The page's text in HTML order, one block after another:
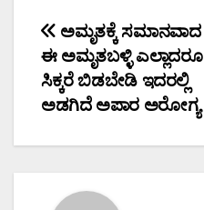
Post
navigation
ಅಮೃತಕ್ಕೆ ಸಮಾನವಾದ
ಈ ಅಮೃತಬಳ್ಳಿ ಎಲ್ಲಾದರೂ
ಸಿಕ್ಕರೆ ಬಿಡಬೇಡಿ ಇದರಲ್ಲಿ
ಅಡಗಿದೆ ಅಪಾರ ಅರೋಗ್ಯ